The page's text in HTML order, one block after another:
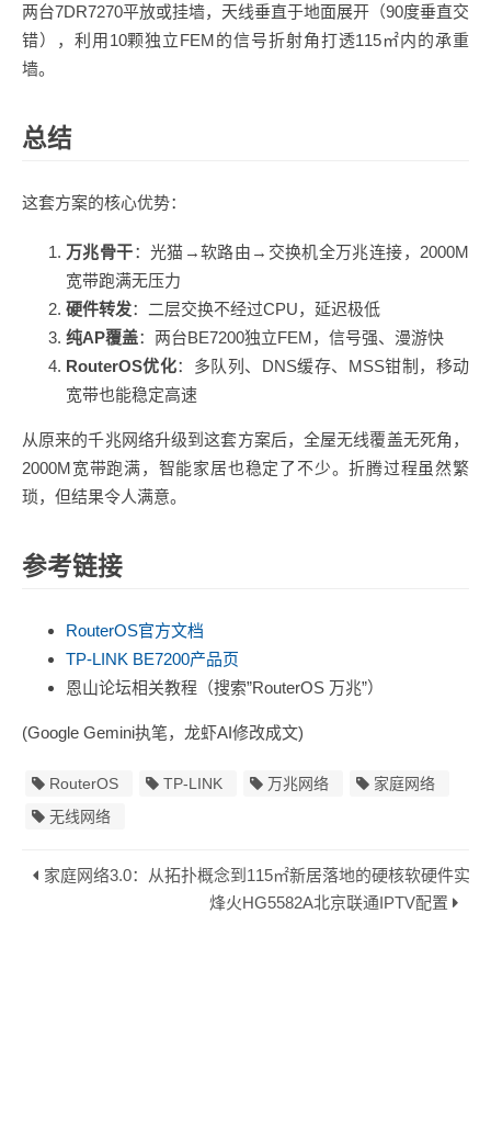
两台7DR7270平放或挂墙，天线垂直于地面展开（90度垂直交
错），利用10颗独立FEM的信号折射角打透115㎡内的承重
墙。
总结
这套方案的核心优势：
万兆骨干：光猫→软路由→交换机全万兆连接，2000M
宽带跑满无压力
硬件转发：二层交换不经过CPU，延迟极低
纯AP覆盖：两台BE7200独立FEM，信号强、漫游快
RouterOS优化：多队列、DNS缓存、MSS钳制，移动
宽带也能稳定高速
从原来的千兆网络升级到这套方案后，全屋无线覆盖无死角，
2000M宽带跑满，智能家居也稳定了不少。折腾过程虽然繁
琐，但结果令人满意。
参考链接
RouterOS官方文档
TP-LINK BE7200产品页
恩山论坛相关教程（搜索”RouterOS 万兆”）
(Google Gemini执笔，龙虾AI修改成文)
RouterOS TP-LINK 万兆网络
家庭网络
无线网络
家庭网络3.0：从拓扑概念到115㎡新居落地的硬核软硬件实战
烽火HG5582A北京联通IPTV配置